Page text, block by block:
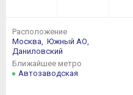
Расположение
Москва,
Южный АО,
Даниловский
Ближайшее метро
Автозаводская